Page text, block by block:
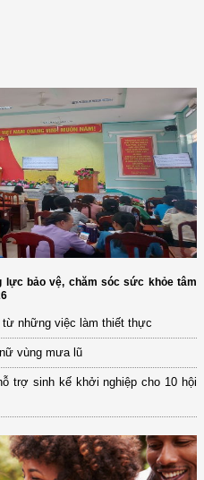
lực bảo vệ, chăm sóc sức khỏe tâm
từ những việc làm thiết thực
vùng mưa lũ
trợ sinh kế khởi nghiệp cho 10 hội